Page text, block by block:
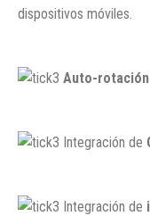
dispositivos móviles.
Auto-
Integración de
Integración de